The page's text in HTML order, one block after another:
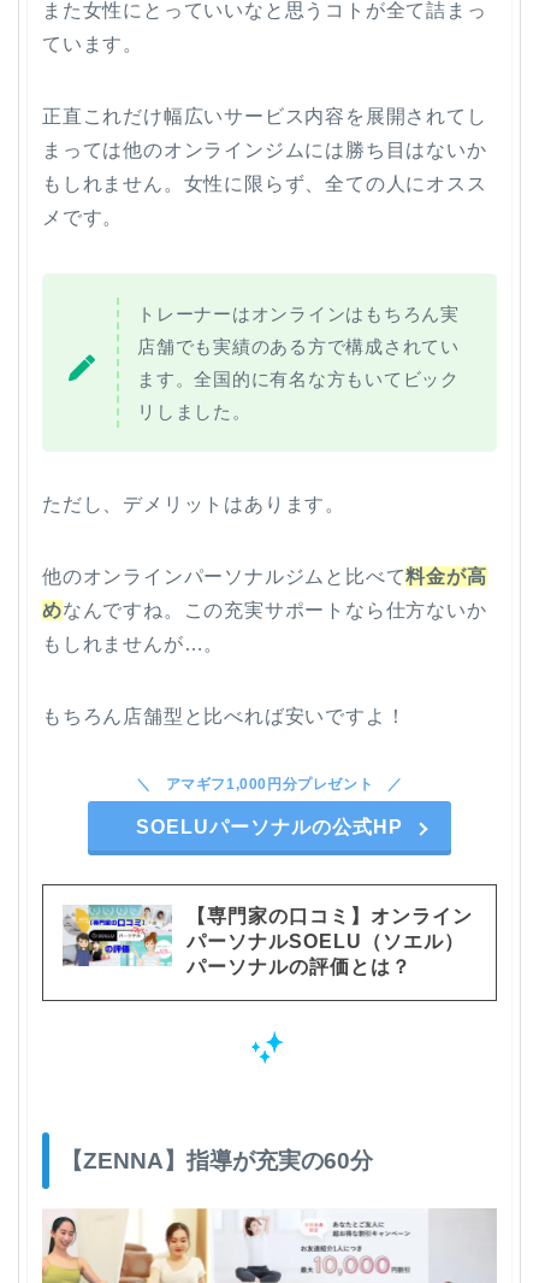
また女性にとっていいなと思うコトが全て詰まっ
ています。
正直これだけ幅広いサービス内容を展開されてし
まっては他のオンラインジムには勝ち目はないか
もしれません。女性に限らず、全ての人にオスス
メです。
トレーナーはオンラインはもちろん実
店舗でも実績のある方で構成されてい
ます。全国的に有名な方もいてビック
リしました。
ただし、デメリットはあります。
他のオンラインパーソナルジムと比べて料金が高
めなんですね。この充実サポートなら仕方ないか
もしれませんが…。
もちろん店舗型と比べれば安いですよ！
アマギフ1,000円分プレゼント
SOELUパーソナルの公式HP
【専門家の口コミ】オンライン
パーソナルSOELU（ソエル）
パーソナルの評価とは？
【ZENNA】指導が充実の60分